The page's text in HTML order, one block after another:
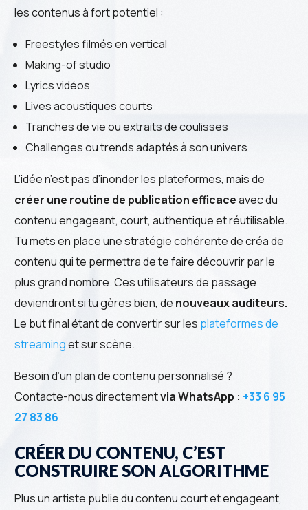
les contenus à fort potentiel :
Freestyles filmés en vertical
Making-of studio
Lyrics vidéos
Lives acoustiques courts
Tranches de vie ou extraits de coulisses
Challenges ou trends adaptés à son univers
L’idée n’est pas d’inonder les plateformes, mais de
créer une routine de publication efficaceavec du
contenu engageant, court, authentique et réutilisable.
Tu mets en place une stratégie cohérente de créa de
contenu qui te permettra de te faire découvrir par le
plus grand nombre. Ces utilisateurs de passage
deviendront si tu gères bien, de nouveaux auditeurs.
Le but final étant de convertir sur les plateformes de
streaminget sur scène.
Besoin d’un plan de contenu personnalisé ?
Contacte-nous directementvia WhatsApp : +33 6 95
27 83 86
CRÉER DU CONTENU, C’EST
CONSTRUIRE SON ALGORITHME
Plus un artiste publie du contenu court et engageant,